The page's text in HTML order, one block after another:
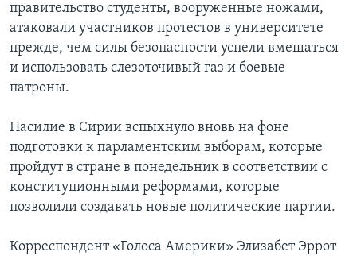
правительство студенты, вооруженные ножами,
атаковали участников протестов в университете
прежде, чем силы безопасности успели вмешаться
и использовать слезоточивый газ и боевые
патроны.
Насилие в Сирии вспыхнуло вновь на фоне
подготовки к парламентским выборам, которые
пройдут в стране в понедельник в соответствии с
конституционными реформами, которые
позволили создавать новые политические партии.
Корреспондент «Голоса Америки» Элизабет Эррот